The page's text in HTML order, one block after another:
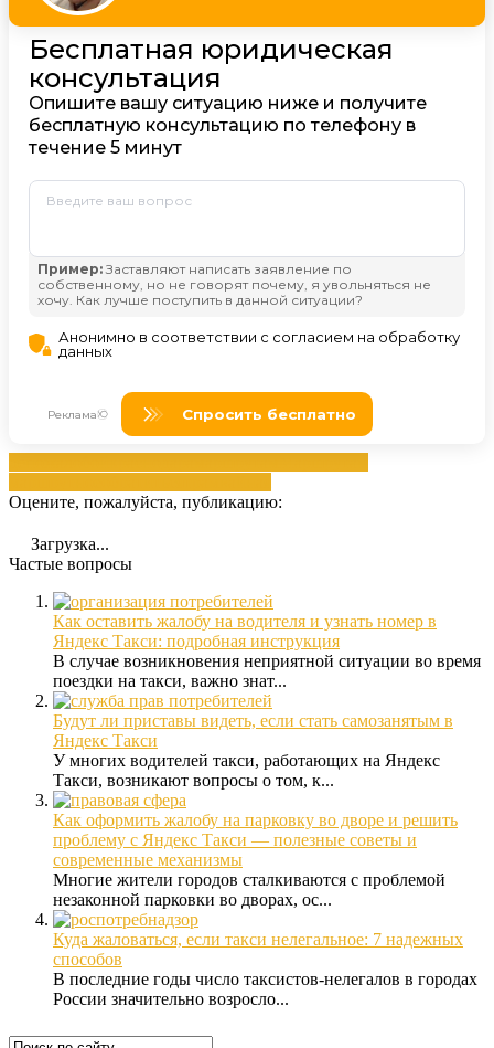
Оцените, пожалуйста, публикацию:
Загрузка...
Частые вопросы
Как оставить жалобу на водителя и узнать номер в
Яндекс Такси: подробная инструкция
В случае возникновения неприятной ситуации во время
поездки на такси, важно знат...
Будут ли приставы видеть, если стать самозанятым в
Яндекс Такси
У многих водителей такси, работающих на Яндекс
Такси, возникают вопросы о том, к...
Как оформить жалобу на парковку во дворе и решить
проблему с Яндекс Такси — полезные советы и
современные механизмы
Многие жители городов сталкиваются с проблемой
незаконной парковки во дворах, ос...
Куда жаловаться, если такси нелегальное: 7 надежных
способов
В последние годы число таксистов-нелегалов в городах
России значительно возросло...